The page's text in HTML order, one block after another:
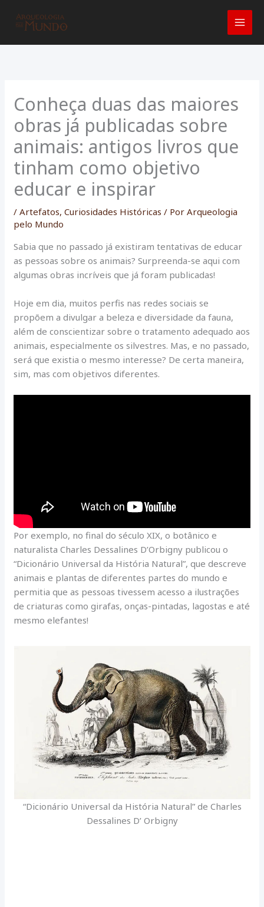
para
Conheça duas das maiores
obras já publicadas sobre
animais: antigos livros que
tinham como objetivo
educar e inspirar
/Artefatos,Curiosidades Históricas / PorArqueologia
pelo Mundo
Sabia que no passado já existiram tentativas de educar
as pessoas sobre os animais? Surpreenda-se aqui com
algumas obras incríveis que já foram publicadas!
Hoje em dia, muitos perfis nas redes sociais se
propõem a divulgar a beleza e diversidade da fauna,
além de conscientizar sobre o tratamento adequado aos
animais, especialmente os silvestres. Mas, e no passado,
será que existia o mesmo interesse? De certa maneira,
sim, mas com objetivos diferentes.
Por exemplo, no final do século XIX, o botânico e
naturalista Charles Dessalines D’Orbigny publicou o
“Dicionário Universal da História Natural”, que descreve
animais e plantas de diferentes partes do mundo e
permitia que as pessoas tivessem acesso a ilustrações
de criaturas como girafas, onças-pintadas, lagostas e até
mesmo elefantes!
“Dicionário Universal da História Natural” de Charles
Dessalines D’ Orbigny